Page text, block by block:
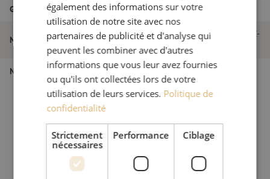
Grade B
Nom de l'article
Jarretière optique duplex SM, E2000/APC-
SC/PC, 2.0mm, 25m
Numéro d'article M20000246
également des informations sur votre
utilisation de notre site avec nos
partenaires de publicité et d'analyse qui
peuvent les combiner avec d'autres
informations que vous leur avez fournies
ou qu'ils ont collectées lors de votre
utilisation de leurs services. Politique de
confidentialité
Strictement
nécessaires
Performance Ciblage